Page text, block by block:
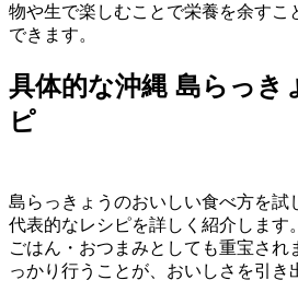
物や生で楽しむことで栄養を余すこ
できます。
具体的な沖縄 島らっき
ピ
島らっきょうのおいしい食べ方を試
代表的なレシピを詳しく紹介します
ごはん・おつまみとしても重宝され
っかり行うことが、おいしさを引き